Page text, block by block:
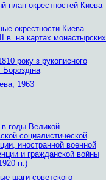
план окрестностей Киева
окрестности Киева
в. на картах монастырских
року з рукописного
1963
в годы Великой
социалистической
иностранной военной
и гражданской войны
гг.)
шаги советского